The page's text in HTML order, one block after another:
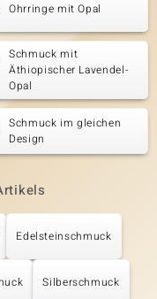
Ohrringe mit Opal
Schmuck mit
Äthiopischer Lavendel-
Opal
Schmuck im gleichen
Design
Edelsteinschmuck
Silberschmuck